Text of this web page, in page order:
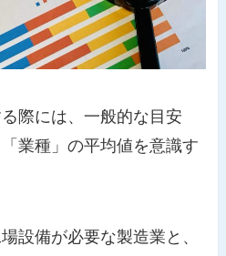
際には、一般的な目安
業種」の平均値を意識す
設備が必要な製造業と、